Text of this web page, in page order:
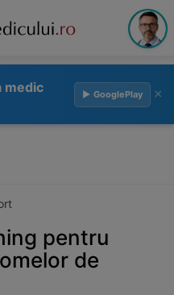
medic ▶ GooglePlay ×
pentru
de